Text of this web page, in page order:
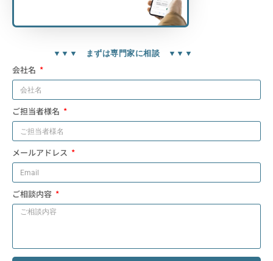
▼▼▼ まずは専門家に相談 ▼▼▼
会社名
ご担当者様名
メールアドレス
ご相談内容